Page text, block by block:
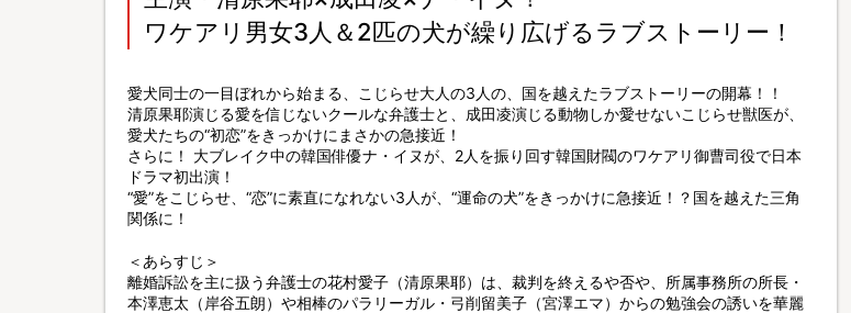
ワケアリ男女3人＆2匹の犬が繰り広げるラブストーリー！
愛犬同士の一目ぼれから始まる、こじらせ大人の3人の、国を越えたラブストーリーの開幕！！
清原果耶演じる愛を信じないクールな弁護士と、成田凌演じる動物しか愛せないこじらせ獣医が、
愛犬たちの“初恋”をきっかけにまさかの急接近！
さらに！ 大ブレイク中の韓国俳優ナ・イヌが、2人を振り回す韓国財閥のワケアリ御曹司役で日本
ドラマ初出演！
“愛”をこじらせ、“恋”に素直になれない3人が、“運命の犬”をきっかけに急接近！？国を越えた三角
関係に！
＜あらすじ＞
離婚訴訟を主に扱う弁護士の花村愛子（清原果耶）は、裁判を終えるや否や、所属事務所の所長・
本澤恵太（岸谷五朗）や相棒のパラリーガル・弓削留美子（宮澤エマ）からの勉強会の誘いを華麗